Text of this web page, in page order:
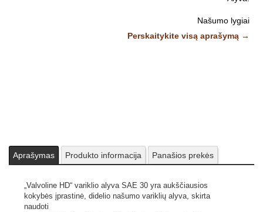
Našumo lygiai
API: CF
Nuotraukos ir vaizdo įrašai yra iliustratyvūs.
Perskaitykite visą aprašymą →
Aprašymas Produkto informacija Panašios prekės
„Valvoline HD“ variklio alyva SAE 30 yra aukščiausios
kokybės įprastinė, didelio našumo variklių alyva, skirta
naudoti